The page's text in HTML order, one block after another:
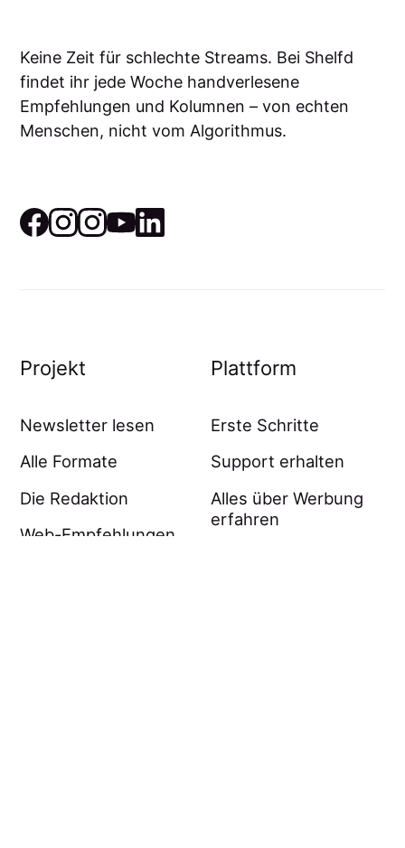
Keine Zeit für schlechte Streams. Bei Shelfd
findet ihr jede Woche handverlesene
Empfehlungen und Kolumnen – von echten
Menschen, nicht vom Algorithmus.
Projekt
Newsletter lesen
Alle Formate
Die Redaktion
Web-Empfehlungen
Plattform
Erste Schritte
Support erhalten
Alles über Werbung
erfahren